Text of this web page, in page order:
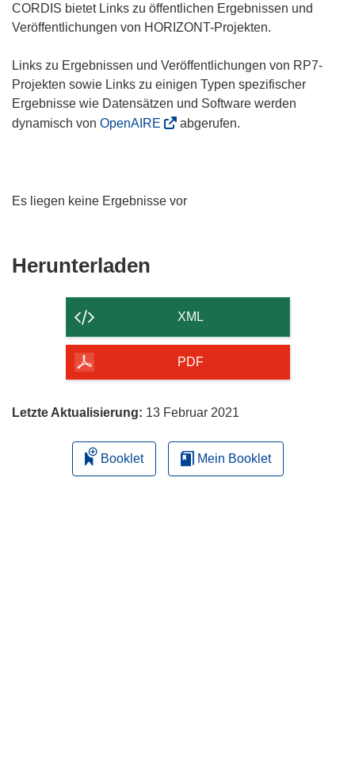
CORDIS bietet Links zu öffentlichen Ergebnissen und
Veröffentlichungen von HORIZONT-Projekten.
Links zu Ergebnissen und Veröffentlichungen von RP7-
Projekten sowie Links zu einigen Typen spezifischer
Ergebnisse wie Datensätzen und Software werden
dynamisch von OpenAIRE abgerufen.
Es liegen keine Ergebnisse vor
Herunterladen
der
Seite
herunterladen
XML
PDF
Letzte Aktualisierung: 13 Februar 2021
Booklet Mein Booklet